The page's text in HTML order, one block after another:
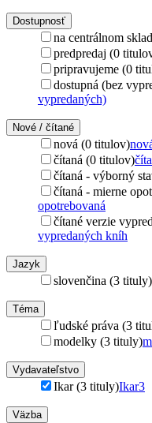
Dostupnosť
na centrálnom
predpredaj (0
pripravujeme (0
dostupná (bez
vypredaných)
Nové / čítané
nová (0 titulov)
čítaná (0 titulov)
čítaná - výborný
čítaná - mierne
opotrebovaná
čítané verzie
vypredaných kníh
Jazyk
slovenčina (3 tituly)
Téma
ľudské práva (3
modelky (3 tituly)
Vydavateľstvo
Ikar (3 tituly)Ikar3
Väzba